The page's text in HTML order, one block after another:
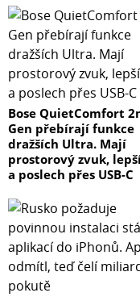
Bose QuietComfort
Gen přebírají funkce
dražších Ultra. Mají
prostorový zvuk,
a poslech přes USB-C